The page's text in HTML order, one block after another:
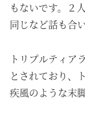
もないです。２
同じなど話も合
トリプルティア
とされており、
疾風のような末